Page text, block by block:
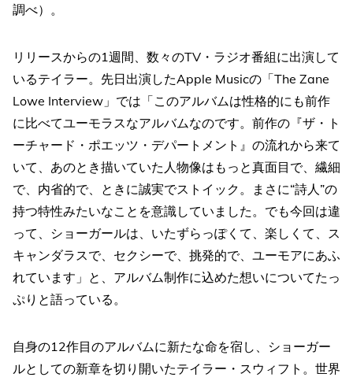
調べ）。
リリースからの1週間、数々のTV・ラジオ番組に出演して
いるテイラー。先日出演したApple Musicの「The Zane
Lowe Interview」では「このアルバムは性格的にも前作
に比べてユーモラスなアルバムなのです。前作の『ザ・ト
ーチャード・ポエッツ・デパートメント』の流れから来て
いて、あのとき描いていた人物像はもっと真面目で、繊細
で、内省的で、ときに誠実でストイック。まさに“詩人”の
持つ特性みたいなことを意識していました。でも今回は違
って、ショーガールは、いたずらっぽくて、楽しくて、ス
キャンダラスで、セクシーで、挑発的で、ユーモアにあふ
れています」と、アルバム制作に込めた想いについてたっ
ぷりと語っている。
自身の12作目のアルバムに新たな命を宿し、ショーガー
ルとしての新章を切り開いたテイラー・スウィフト。世界